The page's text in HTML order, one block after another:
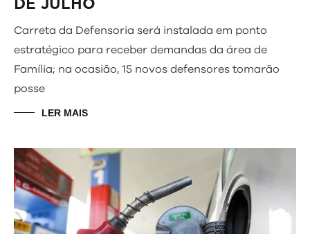
DE JULHO
Carreta da Defensoria será instalada em ponto
estratégico para receber demandas da área de
Família; na ocasião, 15 novos defensores tomarão
posse
LER MAIS